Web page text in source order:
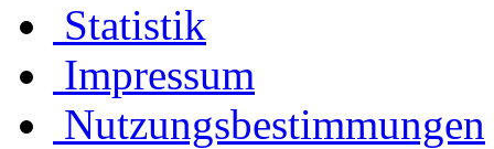
Statistik
Impressum
Nutzungsbestimmungen